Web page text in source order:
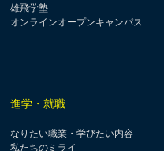
雄飛学塾
オンラインオープンキャンパス
進学・就職
なりたい職業・学びたい内容
私たちのミライ